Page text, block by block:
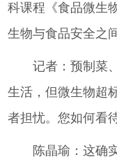
科课程《食品微生
生物与食品安全之
记者：预制菜、
生活，但微生物超
者担忧。您如何看
陈晶瑜：这确实